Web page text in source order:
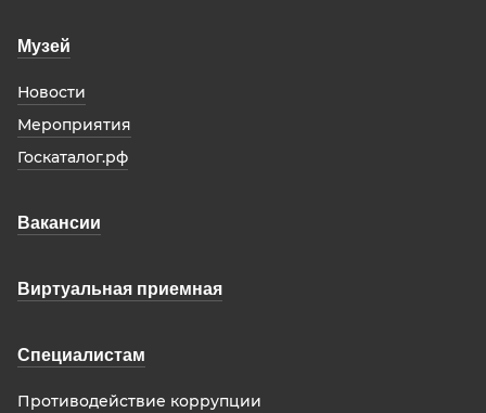
Музей
Новости
Мероприятия
Госкаталог.рф
Вакансии
Виртуальная приемная
Специалистам
Противодействие коррупции